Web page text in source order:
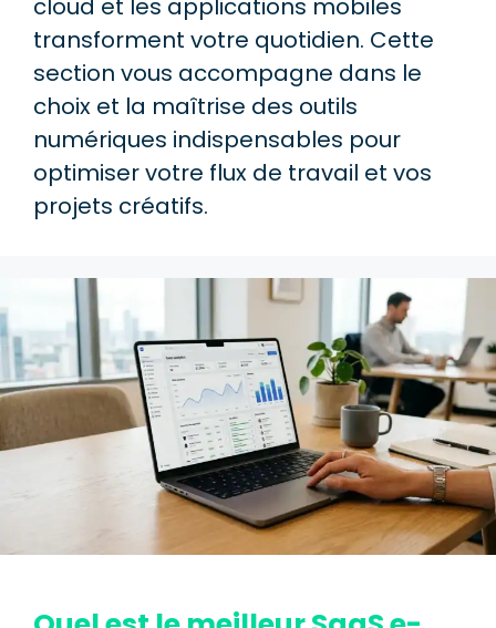
cloud et les applications mobiles
transforment votre quotidien. Cette
section vous accompagne dans le
choix et la maîtrise des outils
numériques indispensables pour
optimiser votre flux de travail et vos
projets créatifs.